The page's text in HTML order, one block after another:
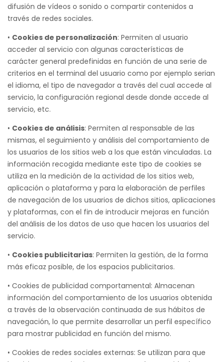
difusión de vídeos o sonido o compartir contenidos a
través de redes sociales.
• Cookies de personalización: Permiten al usuario
acceder al servicio con algunas características de
carácter general predefinidas en función de una serie de
criterios en el terminal del usuario como por ejemplo serian
el idioma, el tipo de navegador a través del cual accede al
servicio, la configuración regional desde donde accede al
servicio, etc.
• Cookies de análisis: Permiten al responsable de las
mismas, el seguimiento y análisis del comportamiento de
los usuarios de los sitios web a los que están vinculadas. La
información recogida mediante este tipo de cookies se
utiliza en la medición de la actividad de los sitios web,
aplicación o plataforma y para la elaboración de perfiles
de navegación de los usuarios de dichos sitios, aplicaciones
y plataformas, con el fin de introducir mejoras en función
del análisis de los datos de uso que hacen los usuarios del
servicio.
• Cookies publicitarias: Permiten la gestión, de la forma
más eficaz posible, de los espacios publicitarios.
• Cookies de publicidad comportamental: Almacenan
información del comportamiento de los usuarios obtenida
a través de la observación continuada de sus hábitos de
navegación, lo que permite desarrollar un perfil específico
para mostrar publicidad en función del mismo.
• Cookies de redes sociales externas: Se utilizan para que